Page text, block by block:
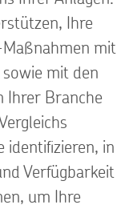
Ihre
mit
mit den
Ihrer Branche
identifizieren, in
Verfügbarkeit
um Ihre